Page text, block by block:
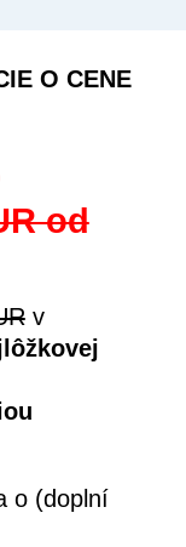
O CENE
od
v
o (doplní